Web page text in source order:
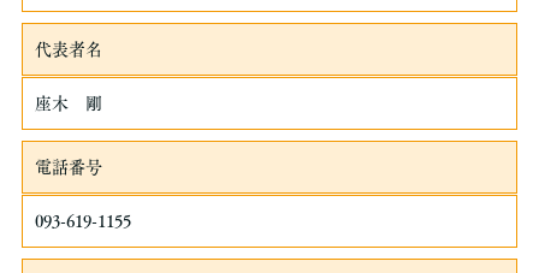
しません。
行なうために当社が業務を委託する業者に対して開示する場合・
当社は、個人情報の正確性及び安全性確保のために、セキュリテ
ィに万全の対策を講じています。
ご本人の照会
れる場合には、ご本人であることを確認の上、対応させていただ
代表者名
座木 剛
電話番号
093-619-1155